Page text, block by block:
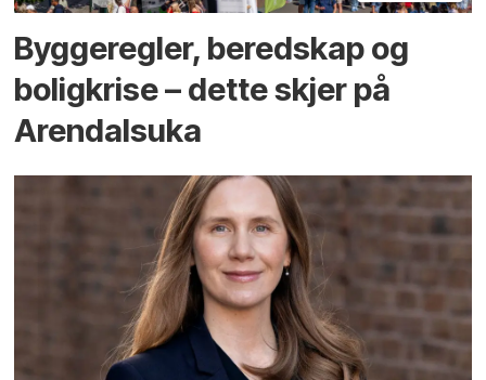
Bygge­regler, beredskap og
bolig­krise – dette skjer på
Arendals­uka